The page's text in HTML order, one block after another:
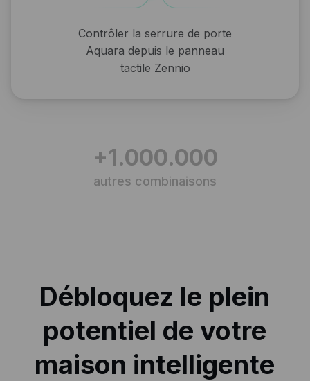
Contrôler la serrure de porte
Aquara depuis le panneau
tactile Zennio
+1.000.000
autres combinaisons
Débloquez le plein
potentiel de votre
maison intelligente